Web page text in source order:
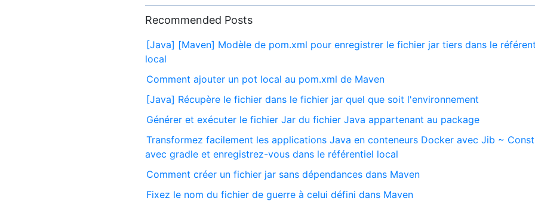
Recommended Posts
[Java] [Maven] Modèle de pom.xml pour enregistrer le fichier jar tiers dans le
local
Comment ajouter un pot local au pom.xml de Maven
[Java] Récupère le fichier dans le fichier jar quel que soit l'environnement
Générer et exécuter le fichier Jar du fichier Java appartenant au package
Transformez facilement les applications Java en conteneurs Docker avec Jib ~
avec gradle et enregistrez-vous dans le référentiel local
Comment créer un fichier jar sans dépendances dans Maven
Fixez le nom du fichier de guerre à celui défini dans Maven